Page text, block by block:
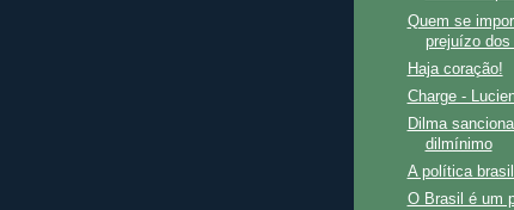
Quem se
prejuízo
Haja coração!
Charge -
Dilma
dilmínimo
A política
O Brasil é um